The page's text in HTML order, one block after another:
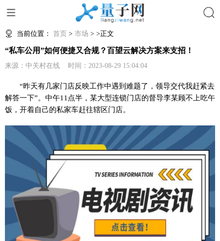
当前位置： 首页 > 市场 > >正文
“私车公用”如何便捷又合规？百望云解决方案来支招！
来源：中关村在线 时间：2023-08-29 15:04:04
“昨天有几家门店反映工作中遇到难题了，领导交代我赶紧去
解答一下”。中午11点半，某大型连锁门店的督导李某顾不上吃午
饭，开着自己的私家车赶往辖区门店。